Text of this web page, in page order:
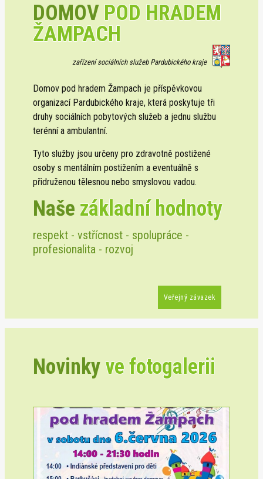
DOMOV POD HRADEM
ŽAMPACH
zařízení sociálních služeb Pardubického kraje
Domov pod hradem Žampach je příspěvkovou
organizací Pardubického kraje, která poskytuje tři
druhy sociálních pobytových služeb a jednu službu
terénní a ambulantní.
Tyto služby jsou určeny pro zdravotně postižené
osoby s mentálním postižením a eventuálně s
přidruženou tělesnou nebo smyslovou vadou.
Naše základní hodnoty
respekt - vstřícnost - spolupráce -
profesionalita - rozvoj
Veřejný závazek
Novinkyve fotogalerii